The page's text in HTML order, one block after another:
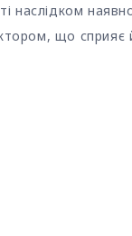
наслідком
що сприяє